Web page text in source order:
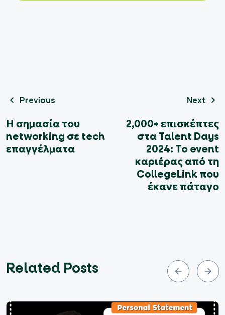
Previous
Η σημασία του
networking σε tech
επαγγέλματα
Next
2,000+ επισκέπτες
στα Talent Days
2024: Το event
καριέρας από τη
CollegeLink που
έκανε πάταγο
Related Posts